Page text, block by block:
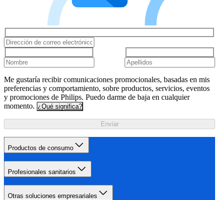
Me gustaría recibir comunicaciones promocionales, basadas en mis
preferencias y comportamiento, sobre productos, servicios, eventos
y promociones de Philips. Puedo darme de baja en cualquier
momento. ¿Qué significa?
Enviar
Productos de consumo
Profesionales sanitarios
Otras soluciones empresariales